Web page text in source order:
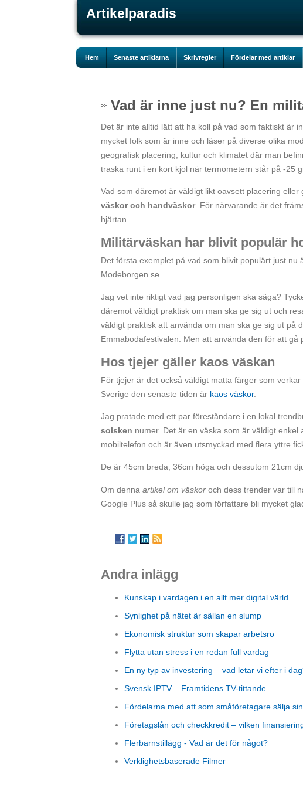
Artikelparadis
Hem Senaste artiklarna Skrivregler Fördelar med artiklar
Vad är inne just nu? En
Det är inte alltid lätt att ha koll på vad som faktiskt är
mycket folk som är inne och läser på diverse olika
geografisk placering, kultur och klimatet där man
traska runt i en kort kjol när termometern står på -25
Vad som däremot är väldigt likt oavsett placering
väskor och handväskor. För närvarande är det
hjärtan.
Militärväskan har blivit populär
Det första exemplet på vad som blivit populärt just nu
Modeborgen.se.
Jag vet inte riktigt vad jag personligen ska säga?
däremot väldigt praktisk om man ska ge sig ut och
väldigt praktisk att använda om man ska ge sig ut på
Emmabodafestivalen. Men att använda den för att gå
Hos tjejer gäller kaos väskan
För tjejer är det också väldigt matta färger som
Sverige den senaste tiden är kaos väskor.
Jag pratade med ett par föreståndare i en lokal
solsken numer. Det är en väska som är väldigt
mobiltelefon och är även utsmyckad med flera yttre
De är 45cm breda, 36cm höga och dessutom 21cm
Om denna artikel om väskor och dess trender var till
Google Plus så skulle jag som författare bli mycket
Andra inlägg
Kunskap i vardagen i en allt mer digital värld
Synlighet på nätet är sällan en slump
Ekonomisk struktur som skapar arbetsro
Flytta utan stress i en redan full vardag
En ny typ av investering – vad letar vi efter i
Svensk IPTV – Framtidens TV-tittande
Fördelarna med att som småföretagare sälja
Företagslån och checkkredit – vilken
Flerbarnstillägg - Vad är det för något?
Verklighetsbaserade Filmer